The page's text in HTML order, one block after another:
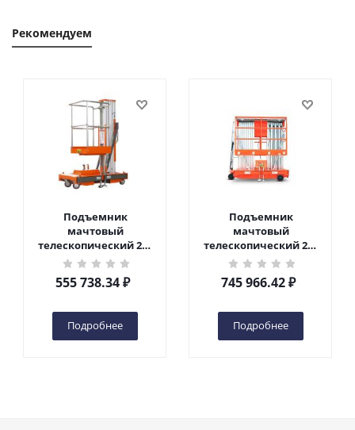
Рекомендуем
Подъемник
мачтовый
телескопический 200
кг 6 м TOR GTWY6-200S
DC 2-мачтовый
(автономный) (G) в
555 738.34₽
Подробнее
Подъемник
мачтовый
телескопический 200
кг 10 м TOR GTWY10-
200S DC 2-мачтовый
(автономный) (N) в
745 966.42₽
Подробнее